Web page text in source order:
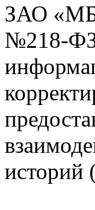
ЗАО
№218-ФЗ
историй